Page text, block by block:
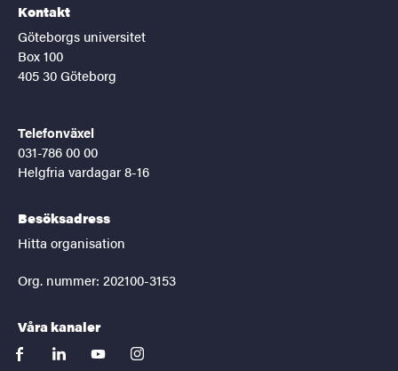
Kontakt
Göteborgs universitet
Box 100
405 30 Göteborg
Telefonväxel
031-786 00 00
Helgfria vardagar 8-16
Besöksadress
Hitta organisation
Org. nummer: 202100-3153
Våra kanaler
facebooklinkedinyoutubeinstagram